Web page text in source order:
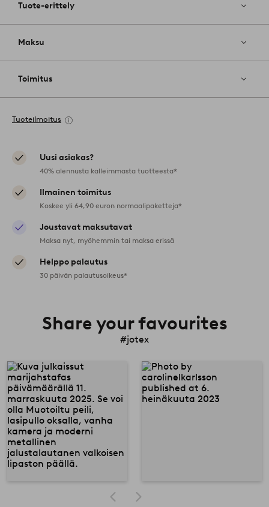
Tuote-erittely
Maksu
Toimitus
Tuoteilmoitus
Uusi asiakas?
40% alennusta kalleimmasta tuotteesta*
Ilmainen toimitus
Koskee yli 64,90 euron normaalipaketteja*
Joustavat maksutavat
Maksa nyt, myöhemmin tai maksa erissä
Helppo palautus
30 päivän palautusoikeus*
Share your favourites
#jotex